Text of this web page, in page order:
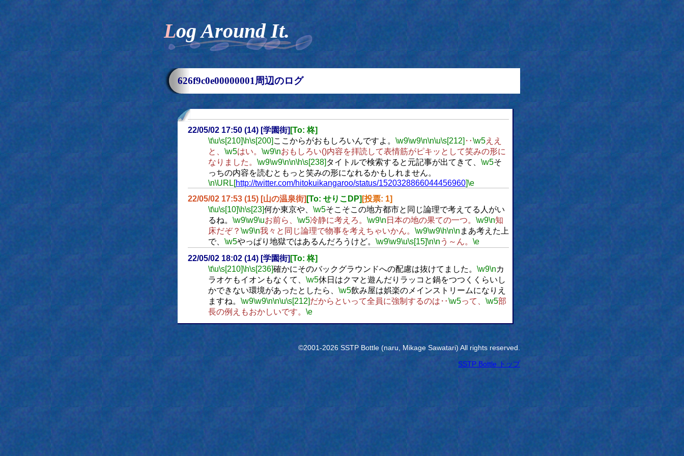
Log Around It.
626f9c0e00000001周辺のログ
22/05/02 17:50 (14) [学園街] [To: 柊]
\t\u\s[210]\h\s[200] ここからがおもしろいんですよ。 \w9\w9\n\n\u\s[212] ‥\w5ええ
と、 \w5はい。 \w9\nおもしろい()内容を拝読して表情筋がピキッとして笑みの形に
なりました。 \w9\w9\n\n\h\s[238] タイトルで検索すると元記事が出てきて、 \w5そ
っちの内容を読むともっと笑みの形になれるかもしれません。
\n\URL[http://twitter.com/hitokuikangaroo/status/1520328866044456960]\e
22/05/02 17:53 (15) [山の温泉街] [To: せりこDP] [投票: 1]
\t\u\s[10]\h\s[23]何か東京や、 \w5そこそこの地方都市と同じ論理で考えてる人がい
るね。 \w9\w9\uお前ら、 \w5冷静に考えろ。 \w9\n 日本の地の果ての一つ。 \w9\n知
床だぞ？ \w9\n我々と同じ論理で物事を考えちゃいかん。 \w9\w9\h\n\n まあ考えた上
で、 \w5やっぱり地獄ではあるんだろうけど。 \w9\w9\u\s[15]\n\n う～ん。 \e
22/05/02 18:02 (14) [学園街] [To: 柊]
\t\u\s[210]\h\s[236]確かにそのバックグラウンドへの配慮は抜けてました。 \w9\nカ
ラオケもイオンもなくて、 \w5休日はクマと遊んだりラッコと鍋をつつくくらいし
かできない環境があったとしたら、 \w5飲み屋は娯楽のメインストリームになりえ
ますね。 \w9\w9\n\n\u\s[212]だからといって全員に強制するのは‥\w5って、 \w5部
長の例えもおかしいです。 \e
©2001-2026 SSTP Bottle (naru, Mikage Sawatari) All rights reserved.
SSTP Bottle トップ